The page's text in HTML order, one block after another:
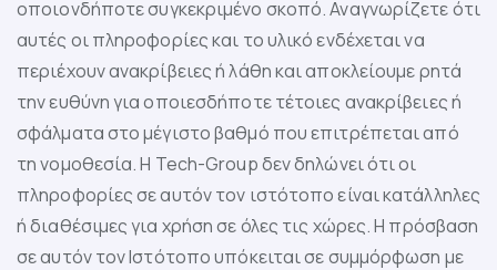
οποιονδήποτε συγκεκριμένο σκοπό. Αναγνωρίζετε ότι
αυτές οι πληροφορίες και το υλικό ενδέχεται να
περιέχουν ανακρίβειες ή λάθη και αποκλείουμε ρητά
την ευθύνη για οποιεσδήποτε τέτοιες ανακρίβειες ή
σφάλματα στο μέγιστο βαθμό που επιτρέπεται από
τη νομοθεσία. Η Tech-Group δεν δηλώνει ότι οι
πληροφορίες σε αυτόν τον ιστότοπο είναι κατάλληλες
ή διαθέσιμες για χρήση σε όλες τις χώρες. Η πρόσβαση
σε αυτόν τον Ιστότοπο υπόκειται σε συμμόρφωση με